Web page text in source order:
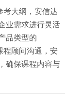
考大纲，安信达
业需求进行灵活
品类型的
程顾问沟通，安
确保课程内容与